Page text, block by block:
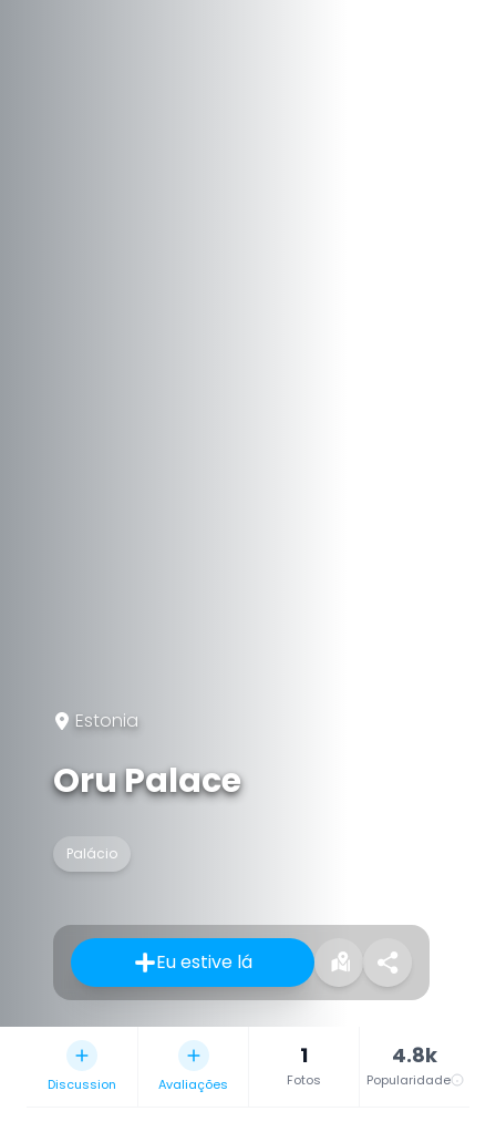
Estonia
Oru Palace
Palácio
Eu estive lá
Discussion Avaliações
1
Fotos
4.8k
Popularidade